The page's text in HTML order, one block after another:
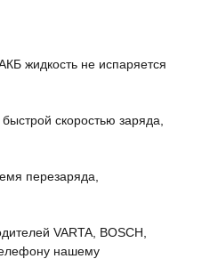
жидкость не испаряется
скоростью заряда,
перезаряда,
VARTA, BOSCH,
нашему